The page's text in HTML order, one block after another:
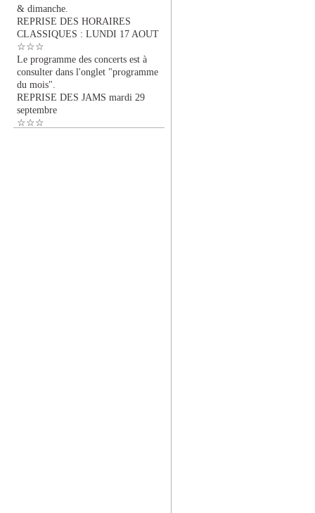
& dimanche.
REPRISE DES HORAIRES
CLASSIQUES : LUNDI 17 AOUT
☆☆☆
Le programme des concerts est à
consulter dans l'onglet "programme
du mois".
REPRISE DES JAMS mardi 29
septembre
☆☆☆